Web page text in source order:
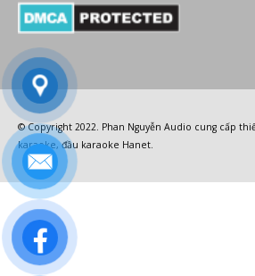
© Copyright 2022. Phan Nguyễn Audio cung cấp
karaoke,đầu karaoke Hanet.